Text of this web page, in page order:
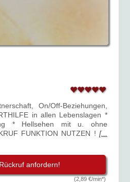
On/Off-Beziehungen,
in allen Lebenslagen *
* Hellsehen mit u. ohne
FUNKTION NUTZEN ! [...
anfordern!
(2,89 €/min*)